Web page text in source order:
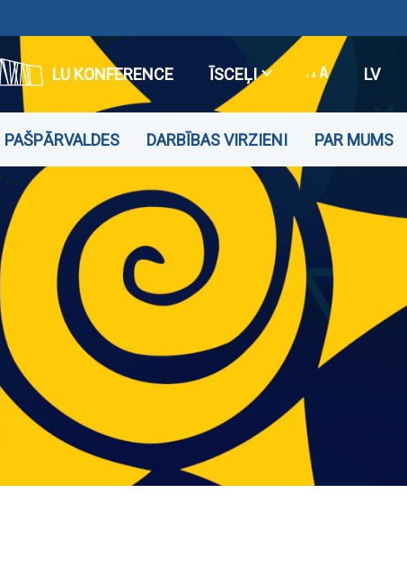
LU KONFERENCE ĪSCEĻI LV
PAŠPĀRVALDES DARBĪBAS VIRZIENI PAR MUMS